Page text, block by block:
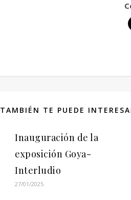
TAMBIÉN TE PUEDE
Inauguración de la
exposición Goya-
Interludio
27/01/2025